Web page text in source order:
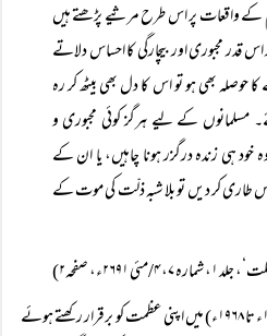
واقعات پر اس طرح مرثیے پڑھتے ہیں
اس قدر مجبوری اور بیچارگی کا احساس دلاتے
حوصلہ بھی ہو تو اس کا دل بھی بیٹھ کر رہ
کے لیے ہرگز کوئی مجبوری و
ہی زندہ درگزر ہونا چاہیں، یا ان کے
طاری کر دیں تو بلا شبہ ذلّت کی موت کے
۲۶۹۱ء، صفحہ۲)
۱۹۶۲ء تا ۱۹۶۸ء) میں اپنی عظمت کو برقرار رکھتے ہوئے